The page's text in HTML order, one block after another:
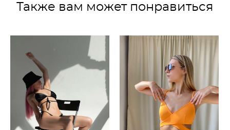
Также вам может понравиться